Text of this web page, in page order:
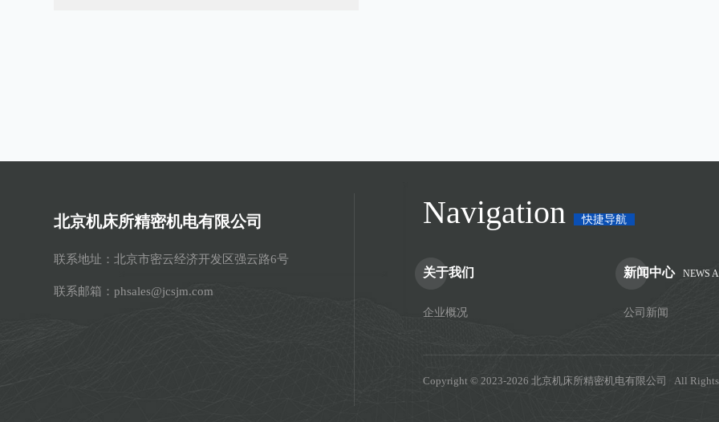
北京机床所精密机电有限公司
联系地址：北京市密云经济开发区强云路6号
联系邮箱：phsales@jcsjm.com
Navigation 快捷导航
关于我们
企业概况
新闻中心 NEWS
公司新闻
Copyright © 2023-2026 北京机床所精密机电有限公司 All